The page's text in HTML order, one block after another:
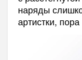
наряды
артистки,